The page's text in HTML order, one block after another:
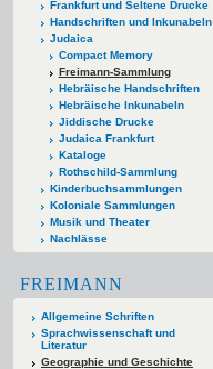
Frankfurt und Seltene Drucke
Handschriften und Inkunabeln
Judaica
Compact Memory
Freimann-Sammlung
Hebräische Handschriften
Hebräische Inkunabeln
Jiddische Drucke
Judaica Frankfurt
Kataloge
Rothschild-Sammlung
Kinderbuchsammlungen
Koloniale Sammlungen
Musik und Theater
Nachlässe
FREIMANN
Allgemeine Schriften
Sprachwissenschaft und
Literatur
Geographie und Geschichte